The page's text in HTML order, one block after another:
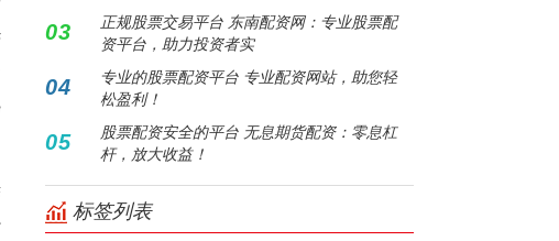
03
正规股票交易平台 东南配资网：专业股票配
资平台，助力投资者实
04
专业的股票配资平台 专业配资网站，助您轻
松盈利！
05
股票配资安全的平台 无息期货配资：零息杠
杆，放大收益！
标签列表